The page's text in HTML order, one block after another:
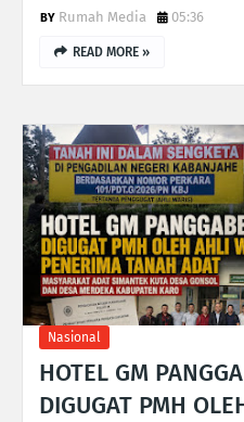
Rumah Media
05:36
READ MORE »
Nasional
HOTEL GM
DIGUGAT PMH